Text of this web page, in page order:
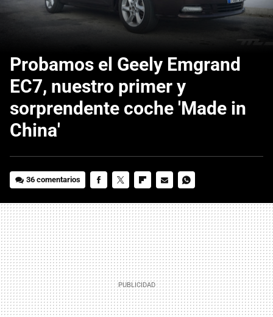
Probamos el Geely Emgrand
EC7, nuestro primer y
sorprendente coche 'Made in
China'
36 comentarios
MAIL